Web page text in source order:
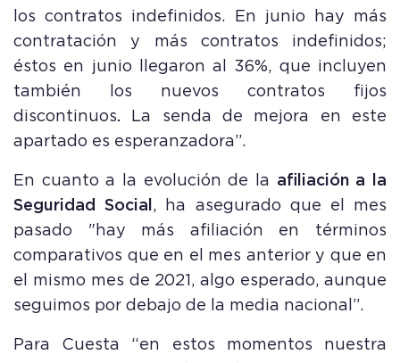
los contratos indefinidos. En junio hay más
contratación y más contratos indefinidos;
éstos en junio llegaronal 36%, que incluyen
también los nuevos contratos fijos
discontinuos.
La senda de mejora en este
apartado es esperanzadora”.
En cuanto a la evolución de la afiliación a la
Seguridad Social , ha asegurado que el mes
pasado "hay más afiliación en términos
comparativos que en el mes anterior y que en
el mismo mes de 2021, algo esperado, aunque
seguimos por debajo de la media nacional”.
Para Cuesta
“en estos momentos nuestra